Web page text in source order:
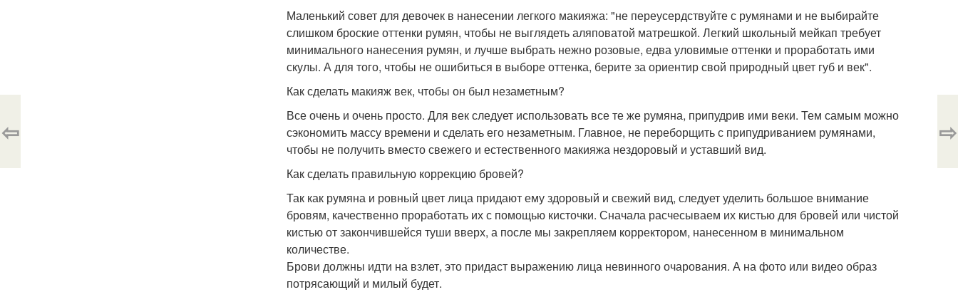
Маленький совет для девочек в нанесении легкого макияжа: "не переусердствуйте с румянами и не выбирайте
слишком броские оттенки румян, чтобы не выглядеть аляповатой матрешкой. Легкий школьный мейкап требует
минимального нанесения румян, и лучше выбрать нежно розовые, едва уловимые оттенки и проработать ими
скулы. А для того, чтобы не ошибиться в выборе оттенка, берите за ориентир свой природный цвет губ и век".
Как сделать макияж век, чтобы он был незаметным?
Все очень и очень просто. Для век следует использовать все те же румяна, припудрив ими веки. Тем самым можно
сэкономить массу времени и сделать его незаметным. Главное, не переборщить с припудриванием румянами,
чтобы не получить вместо свежего и естественного макияжа нездоровый и уставший вид.
Как сделать правильную коррекцию бровей?
Так как румяна и ровный цвет лица придают ему здоровый и свежий вид, следует уделить большое внимание
бровям, качественно проработать их с помощью кисточки. Сначала расчесываем их кистью для бровей или чистой
кистью от закончившейся туши вверх, а после мы закрепляем корректором, нанесенном в минимальном
количестве.
Брови должны идти на взлет, это придаст выражению лица невинного очарования. А на фото или видео образ
потрясающий и милый будет.
⇦ ⇨